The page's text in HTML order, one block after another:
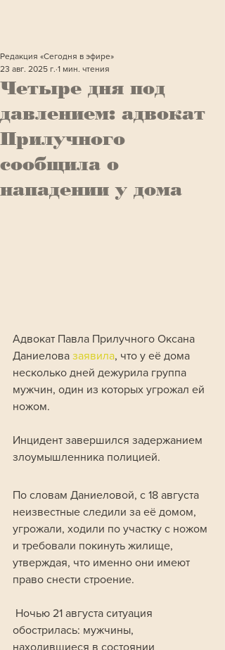
Четыре дня под
давлением: адвокат
Прилучного
сообщила о
нападении у дома
Редакция «Сегодня в эфире»
23 авг. 2025 г. 1 мин. чтения
Адвокат Павла Прилучного Оксана
Даниелова заявила, что у её дома
несколько дней дежурила группа
мужчин, один из которых угрожал ей
ножом.
Инцидент завершился задержанием
злоумышленника полицией.
По словам Даниеловой, с 18 августа
неизвестные следили за её домом,
угрожали, ходили по участку с ножом
и требовали покинуть жилище,
утверждая, что именно они имеют
право снести строение.
обострилась: мужчины,
находившиеся в состоянии